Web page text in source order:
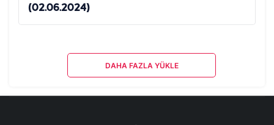
(02.06.2024)
DAHA FAZLA YÜKLE